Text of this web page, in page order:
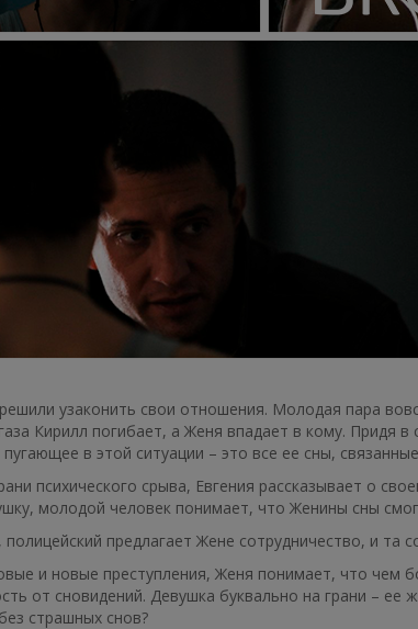
узаконить свои отношения. Молодая пара
Кирилл погибает, а Женя впадает в кому. Придя
в этой ситуации – это все ее сны,
психического срыва, Евгения рассказывает о
молодой человек понимает, что Женины сны
предлагает Жене сотрудничество, и та
и новые преступления, Женя понимает, что чем
от сновидений. Девушка буквально на грани –
страшных снов?